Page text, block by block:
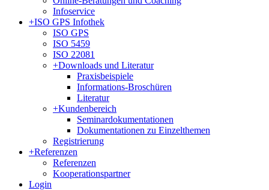
Infoservice
+ISO GPS Infothek
ISO GPS
ISO 5459
ISO 22081
+Downloads und Literatur
Praxisbeispiele
Informations-Broschüren
Literatur
+Kundenbereich
Seminardokumentationen
Dokumentationen zu Einzelthemen
Registrierung
+Referenzen
Referenzen
Kooperationspartner
Login